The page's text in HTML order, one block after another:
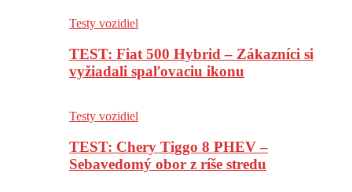
Testy vozidiel
TEST: Fiat 500 Hybrid – Zákazníci si
vyžiadali spaľovaciu ikonu
Testy vozidiel
TEST: Chery Tiggo 8 PHEV –
Sebavedomý obor z ríše stredu